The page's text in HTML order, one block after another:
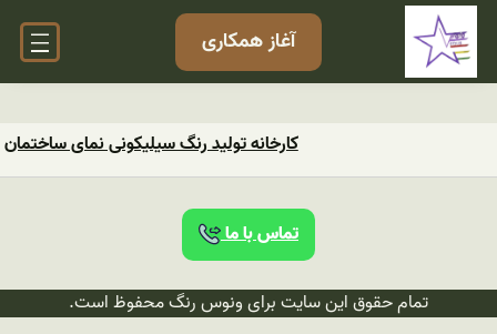
آغاز همکاری
کارخانه تولید رنگ سیلیکونی نمای ساختمان
تماس با ما
تمام حقوق این سایت برای ونوس رنگ محفوظ است.